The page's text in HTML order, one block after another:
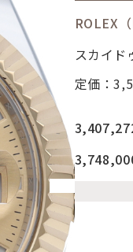
ROLEX
スカイド
定価：